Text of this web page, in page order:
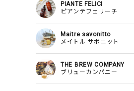
PIANTE FELICI
ピアンテフェリーチ
Maitre savonitto
メイトル サボニット
THE BREW COMPANY
ブリューカンパニー